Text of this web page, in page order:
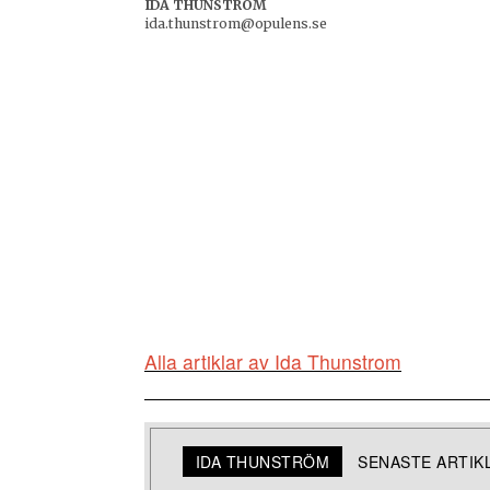
IDA THUNSTRÖM
ida.thunstrom@opulens.se
Alla artiklar av Ida Thunstrom
IDA THUNSTRÖM SENASTE